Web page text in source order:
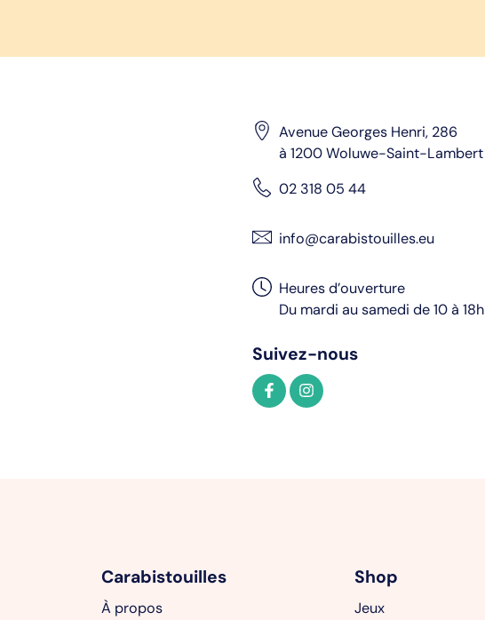
Avenue Georges Henri, 286
à 1200 Woluwe-Saint-Lambert
02 318 05 44
info@carabistouilles.eu
Heures d’ouverture
Du mardi au samedi de 10 à 18h
Suivez-nous
Carabistouilles
À propos
Shop
Jeux